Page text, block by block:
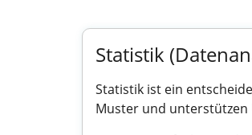
Statistik
Statistik ist ein
Muster und